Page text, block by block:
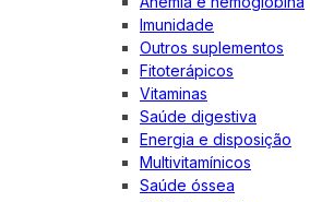
Imunidade
Outros suplementos
Fitoterápicos
Vitaminas
Saúde digestiva
Energia e disposição
Multivitamínicos
Saúde óssea